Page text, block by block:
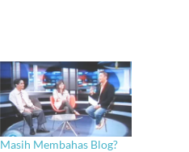
Masih Membahas Blog?